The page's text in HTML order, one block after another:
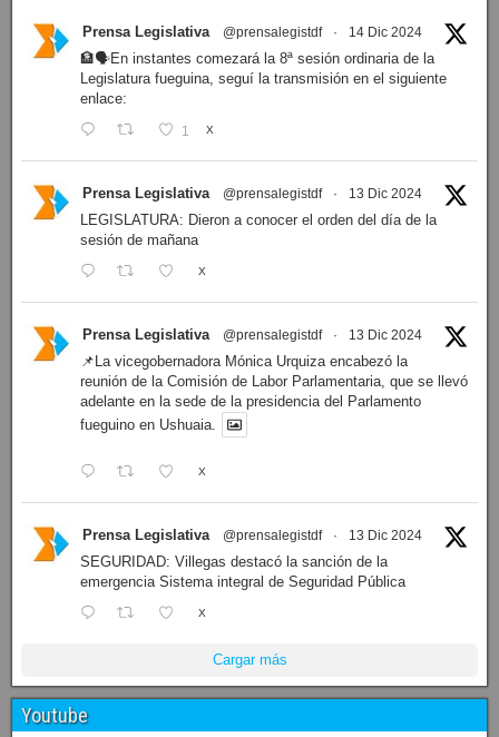
Prensa Legislativa @prensalegistdf · 14 Dic 2024
En instantes comezará la 8ª sesión ordinaria de la
Legislatura fueguina, seguí la transmisión en el siguiente
enlace:
1 X
Prensa Legislativa @prensalegistdf · 13 Dic 2024
LEGISLATURA: Dieron a conocer el orden del día de la
sesión de mañana
X
Prensa Legislativa @prensalegistdf · 13 Dic 2024
La vicegobernadora Mónica Urquiza encabezó la
reunión de la Comisión de Labor Parlamentaria, que se llevó
adelante en la sede de la presidencia del Parlamento
fueguino en Ushuaia.
X
Prensa Legislativa @prensalegistdf · 13 Dic 2024
SEGURIDAD: Villegas destacó la sanción de la
emergencia Sistema integral de Seguridad Pública
X
Cargar más
Youtube